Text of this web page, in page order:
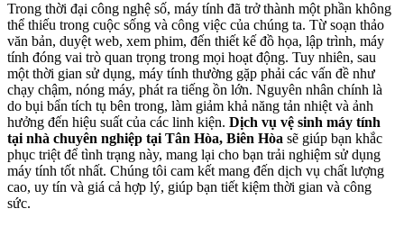
Trong thời đại công nghệ số, máy tính đã trở thành một phần không
thể thiếu trong cuộc sống và công việc của chúng ta. Từ soạn thảo
văn bản, duyệt web, xem phim, đến thiết kế đồ họa, lập trình, máy
tính đóng vai trò quan trọng trong mọi hoạt động. Tuy nhiên, sau
một thời gian sử dụng, máy tính thường gặp phải các vấn đề như
chạy chậm, nóng máy, phát ra tiếng ồn lớn. Nguyên nhân chính là
do bụi bẩn tích tụ bên trong, làm giảm khả năng tản nhiệt và ảnh
hưởng đến hiệu suất của các linh kiện. Dịch vụ vệ sinh máy tính
tại nhà chuyên nghiệp tại Tân Hòa, Biên Hòa sẽ giúp bạn khắc
phục triệt để tình trạng này, mang lại cho bạn trải nghiệm sử dụng
máy tính tốt nhất. Chúng tôi cam kết mang đến dịch vụ chất lượng
cao, uy tín và giá cả hợp lý, giúp bạn tiết kiệm thời gian và công
sức.